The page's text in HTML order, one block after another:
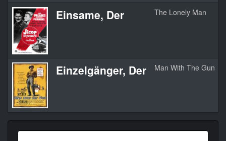
Einsame, Der The Lonely Man
Einzelgänger, Der Man With The Gun